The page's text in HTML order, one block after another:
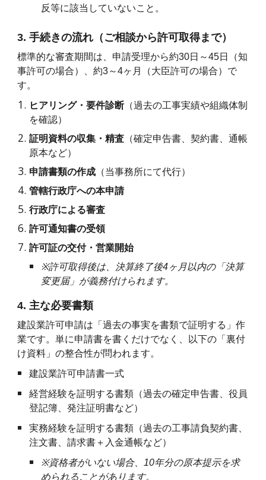
反等に該当していないこと。
3. 手続きの流れ（ご相談から許可取得まで）
標準的な審査期間は、申請受理から約30日～45日（知
事許可の場合）、約3～4ヶ月（大臣許可の場合）で
す。
ヒアリング・要件診断（過去の工事実績や組織体制
を確認）
証明資料の収集・精査 （確定申告書、契約書、通帳
原本など）
申請書類の作成 （当事務所にて代行）
管轄行政庁への本申請
行政庁による審査
許可通知書の受領
許可証の交付・営業開始
※許可取得後は、決算終了後4ヶ月以内の「決算
変更届」が義務付けられます。
4. 主な必要書類
建設業許可申請は「過去の事実を書類で証明する」作
業です。単に申請書を書くだけでなく、以下の「裏付
け資料」の整合性が問われます。
建設業許可申請書一式
経営経験を証明する書類（過去の確定申告書、役員
登記簿、発注証明書など）
実務経験を証明する書類（過去の工事請負契約書、
注文書、請求書＋入金通帳など）
※資格者がいない場合、10年分の原本提示を求
められることがあります。